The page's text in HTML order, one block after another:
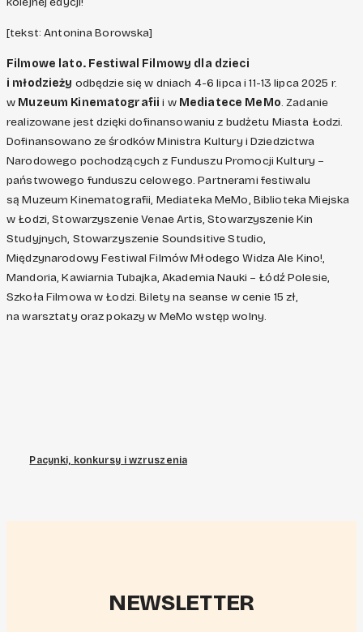
[tekst: Antonina Borowska]
Filmowe lato. Festiwal Filmowy dla dzieci
i młodzieży odbędzie się w dniach 4-6 lipca i 11-13 lipca 2025 r.
w Muzeum Kinematografii i w Mediatece MeMo. Zadanie
realizowane jest dzięki dofinansowaniu z budżetu Miasta Łodzi.
Dofinansowano ze środków Ministra Kultury i Dziedzictwa
Narodowego pochodzących z Funduszu Promocji Kultury –
państwowego funduszu celowego. Partnerami festiwalu
są Muzeum Kinematografii, Mediateka MeMo, Biblioteka Miejska
w Łodzi, Stowarzyszenie Venae Artis, Stowarzyszenie Kin
Studyjnych, Stowarzyszenie Soundsitive Studio,
Międzynarodowy Festiwal Filmów Młodego Widza Ale Kino!,
Mandoria, Kawiarnia Tubajka, Akademia Nauki – Łódź Polesie,
Szkoła Filmowa w Łodzi. Bilety na seanse w cenie 15 zł,
na warsztaty oraz pokazy w MeMo wstęp wolny.
Pacynki, konkursy i wzruszenia
NEWSLETTER